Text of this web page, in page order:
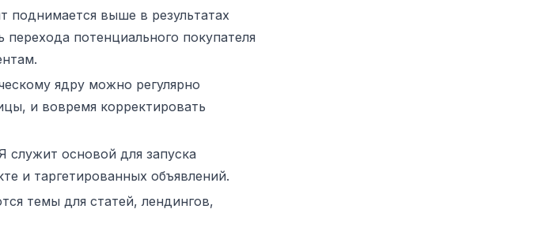
поднимается выше в результатах
потенциального покупателя
ядру можно регулярно
и вовремя корректировать
служит основой для запуска
и таргетированных объявлений.
темы для статей, лендингов,